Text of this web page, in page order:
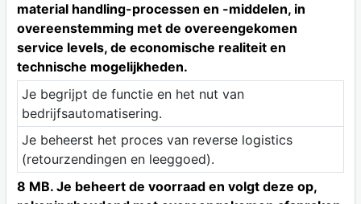
material handling-processen en -middelen, in
overeenstemming met de overeengekomen
service levels, de economische realiteit en
technische mogelijkheden.
Je begrijpt de functie en het nut van
bedrijfsautomatisering.
Je beheerst het proces van reverse logistics
(retourzendingen en leeggoed).
8 MB. Je beheert de voorraad en volgt deze op,